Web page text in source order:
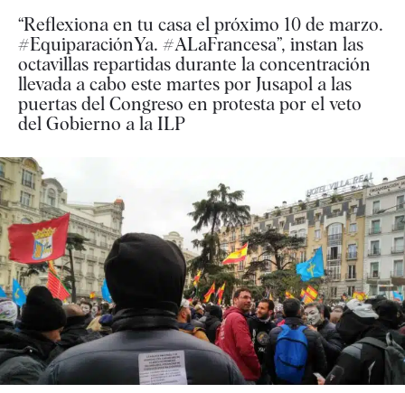
“Reflexiona en tu casa el próximo 10 de marzo.
#EquiparaciónYa. #ALaFrancesa”, instan las
octavillas repartidas durante la concentración
llevada a cabo este martes por Jusapol a las
puertas del Congreso en protesta por el veto
del Gobierno a la ILP